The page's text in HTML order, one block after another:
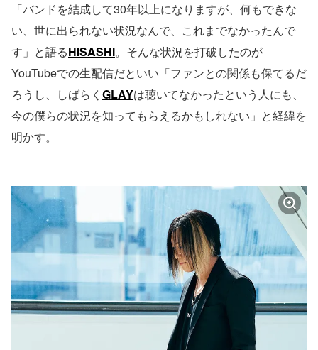
「バンドを結成して30年以上になりますが、何もできな
い、世に出られない状況なんで、これまでなかったんで
す」と語るHISASHI。そんな状況を打破したのが
YouTubeでの生配信だといい「ファンとの関係も保てるだ
ろうし、しばらく GLAYは聴いてなかったという人にも、
今の僕らの状況を知ってもらえるかもしれない」と経緯を
明かす。